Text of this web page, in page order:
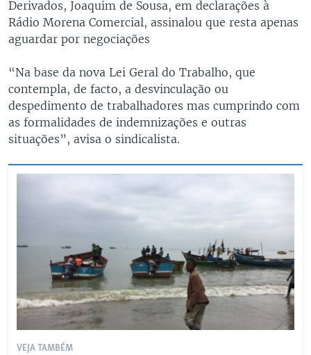
Derivados, Joaquim de Sousa, em declarações à
Rádio Morena Comercial, assinalou que resta apenas
aguardar por negociações
“Na base da nova Lei Geral do Trabalho, que
contempla, de facto, a desvinculação ou
despedimento de trabalhadores mas cumprindo com
as formalidades de indemnizações e outras
situações”, avisa o sindicalista.
VEJA TAMBÉM